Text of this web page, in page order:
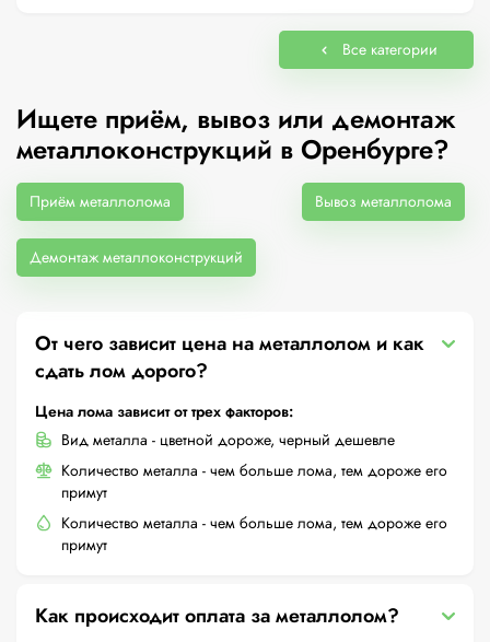
Все категории
Ищете приём, вывоз или демонтаж
металлоконструкций в Оренбурге?
Приём металлолома Вывоз металлолома
Демонтаж металлоконструкций
От чего зависит цена на металлолом и как
сдать лом дорого?
Цена лома зависит от трех факторов:
Вид металла - цветной дороже, черный дешевле
Количество металла - чем больше лома, тем дороже его
примут
Количество металла - чем больше лома, тем дороже его
примут
Как происходит оплата за металлолом?